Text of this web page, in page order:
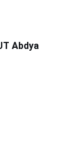
Abdya